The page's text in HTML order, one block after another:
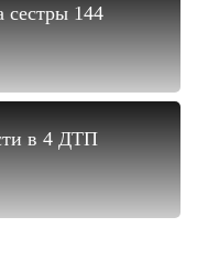
сестры 144
в 4 ДТП